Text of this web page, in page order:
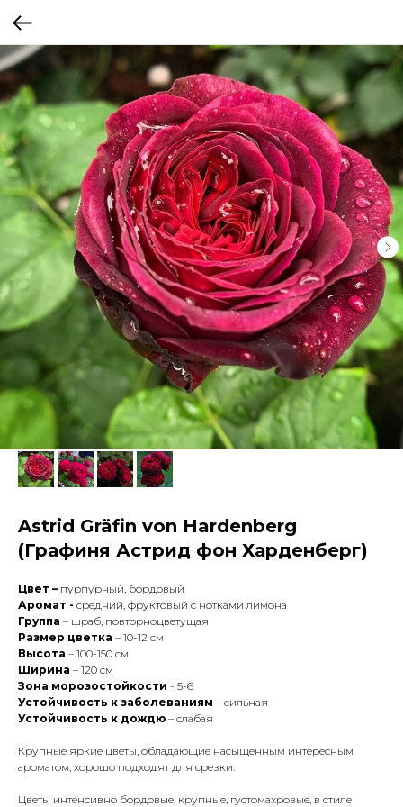
Astrid Gräfin von Hardenberg
(Графиня Астрид фон Харденберг)
Цвет – пурпурный, бордовый
Аромат - средний, фруктовый с нотками лимона
Группа – шраб, повторноцветущая
Размер цветка – 10-12 см
Высота – 100-150 см
Ширина – 120 см
Зона морозостойкости - 5-6
Устойчивость к заболеваниям – сильная
Устойчивость к дождю – слабая
Крупные яркие цветы, обладающие насыщенным интересным
ароматом, хорошо подходят для срезки.
Цветы интенсивно бордовые, крупные, густомахровые, в стиле